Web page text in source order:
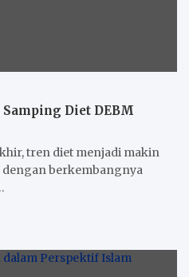
Diet DEBM
tren diet menjadi makin
berkembangnya